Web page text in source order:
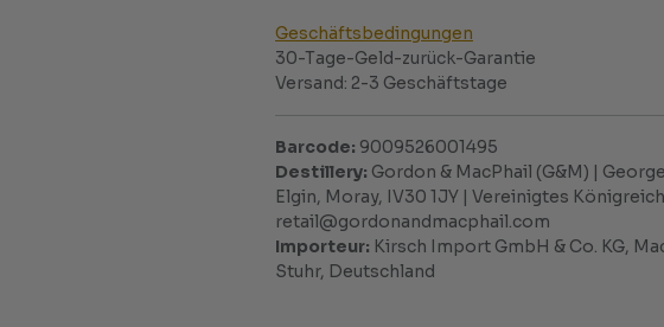
Geschäftsbedingungen
30-Tage-Geld-zurück-Garantie
Versand: 2-3 Geschäftstage
Barcode: 9009526001495
Destillery: Gordon & MacPhail (G&M) |
Elgin, Moray, IV30 1JY | Vereinigtes
retail@gordonandmacphail.com
Importeur: Kirsch Import GmbH & Co. KG,
Stuhr, Deutschland